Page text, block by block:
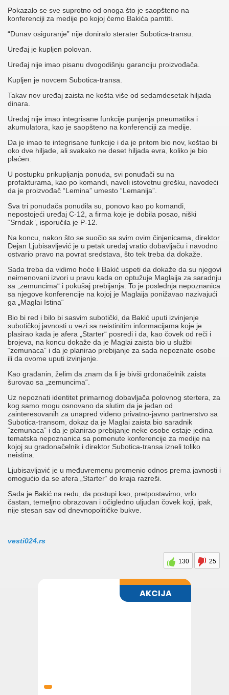
Pokazalo se sve suprotno od onoga što je saopšteno na
konferenciji za medije po kojoj ćemo Bakića pamtiti.
“Dunav osiguranje” nije doniralo sterater Subotica-transu.
Uređaj je kupljen polovan.
Uređaj nije imao pisanu dvogodišnju garanciju proizvođača.
Kupljen je novcem Subotica-transa.
Takav nov uređaj zaista ne košta više od sedamdesetak hiljada
dinara.
Uređaj nije imao integrisane funkcije punjenja pneumatika i
akumulatora, kao je saopšteno na konferenciji za medije.
Da je imao te integrisane funkcije i da je pritom bio nov, koštao bi
oko dve hiljade, ali svakako ne deset hiljada evra, koliko je bio
plaćen.
U postupku prikupljanja ponuda, svi ponuđači su na
profakturama, kao po komandi, naveli istovetnu grešku, navodeći
da je proizvođač “Lemina” umesto “Lemanija”.
Sva tri ponuđača ponudila su, ponovo kao po komandi,
nepostojeći uređaj C-12, a firma koje je dobila posao, niški
“Srndak”, isporučila je P-12.
Na koncu, nakon što se suočio sa svim ovim činjenicama, direktor
Dejan Ljubisavljević je u petak uređaj vratio dobavljaču i navodno
ostvario pravo na povrat sredstava, što tek treba da dokaže.
Sada treba da vidimo hoće li Bakić uspeti da dokaže da su njegovi
neimenovani izvori u pravu kada on optužuje Maglaija za saradnju
sa „zemuncima“ i pokušaj prebijanja. To je poslednja nepoznanica
sa njegove konferencije na kojoj je Maglaija ponižavao nazivajući
ga „Maglai Istina“
Bio bi red i bilo bi sasvim subotički, da Bakić uputi izvinjenje
subotičkoj javnosti u vezi sa neistinitim informacijama koje je
plasirao kada je afera „Starter“ posredi i da, kao čovek od reči i
brojeva, na koncu dokaže da je Maglai zaista bio u službi
“zemunaca” i da je planirao prebijanje za sada nepoznate osobe
ili da ovome uputi izvinjenje.
Kao građanin, želim da znam da li je bivši grdonačelnik zaista
šurovao sa „zemuncima“.
Uz nepoznati identitet primarnog dobavljača polovnog stertera, za
kog samo mogu osnovano da slutim da je jedan od
zainteresovanih za unapred viđeno privatno-javno partnerstvo sa
Subotica-transom, dokaz da je Maglai zaista bio saradnik
“zemunaca” i da je planirao prebijanje neke osobe ostaje jedina
tematska nepoznanica sa pomenute konferencije za medije na
kojoj su gradonačelnik i direktor Subotica-transa izneli toliko
neistina.
Ljubisavljavić je u međuvremenu promenio odnos prema javnosti i
omogućio da se afera „Starter“ do kraja razreši.
Sada je Bakić na redu, da postupi kao, pretpostavimo, vrlo
častan, temeljno obrazovan i očigledno uljudan čovek koji, ipak,
nije stesan sav od dnevnopolitičke bukve.
vesti024.rs
130 25